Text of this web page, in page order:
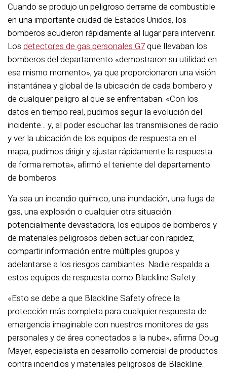
Cuando se produjo un peligroso derrame de combustible
en una importante ciudad de Estados Unidos, los
bomberos acudieron rápidamente al lugar para intervenir.
Los detectores de gas personales G7que llevaban los
bomberos del departamento «demostraron su utilidad en
ese mismo momento», ya que proporcionaron una visión
instantánea y global de la ubicación de cada bombero y
de cualquier peligro al que se enfrentaban. «Con los
datos en tiempo real, pudimos seguir la evolución del
incidente... y, al poder escuchar las transmisiones de radio
y ver la ubicación de los equipos de respuesta en el
mapa, pudimos dirigir y ajustar rápidamente la respuesta
de forma remota», afirmó el teniente del departamento
de bomberos.
Ya sea un incendio químico, una inundación, una fuga de
gas, una explosión o cualquier otra situación
potencialmente devastadora, los equipos de bomberos y
de materiales peligrosos deben actuar con rapidez,
compartir información entre múltiples grupos y
adelantarse a los riesgos cambiantes. Nadie respalda a
estos equipos de respuesta como Blackline Safety.
«Esto se debe a que Blackline Safety ofrece la
protección más completa para cualquier respuesta de
emergencia imaginable con nuestros monitores de gas
personales y de área conectados a la nube», afirma Doug
Mayer, especialista en desarrollo comercial de productos
contra incendios y materiales peligrosos de Blackline.